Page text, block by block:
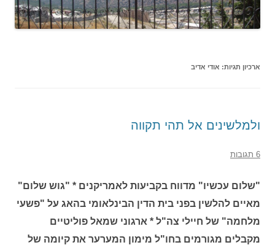
ארכיון תגיות: אודי אדיב
ולמלשינים אל תהי תקווה
6 תגובות
"שלום עכשיו" מדווח בקביעות לאמריקנים * "גוש שלום"
מאיים להלשין בפני בית הדין הבינלאומי בהאג על "פשעי
מלחמה" של חיילי צה"ל * ארגוני שמאל פוליטיים
מקבלים מגורמים בחו"ל מימון המערער את קיומה של